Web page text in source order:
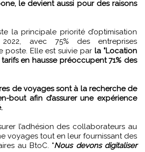
le devient aussi pour des raisons
la principale priorité d’optimisation
avec 75% des entreprises
poste. Elle est suivie parla "Location
en hausse préoccupent 71% des
de voyages sont à la recherche de
bout afin d’assurer une expérience
l’adhésion des collaborateurs au
voyages tout en leur fournissant des
au BtoC. "Nous devons digitaliser